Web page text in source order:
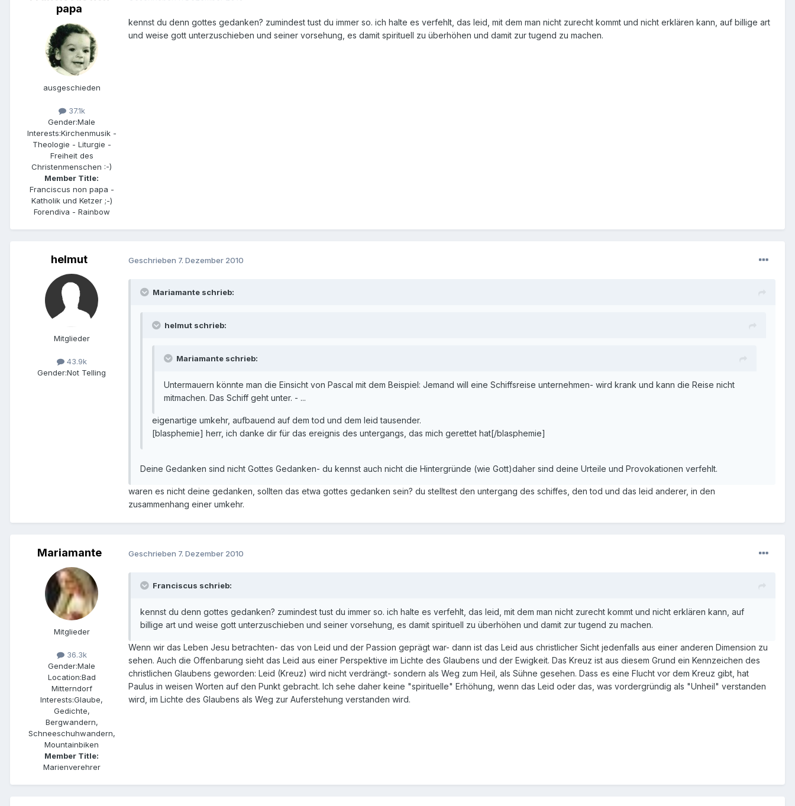
papa
ausgeschieden
37.1k
Gender:Male
Interests:Kirchenmusik -
Theologie - Liturgie -
Freiheit des
Christenmenschen :-)
Member Title:
Franciscus non papa -
Katholik und Ketzer ;-)
Forendiva - Rainbow
kennst du denn gottes gedanken? zumindest tust du immer so. ich halte es verfehlt, das leid, mit dem man nicht zurecht kommt und nicht erklären kann, auf billige art
und weise gott unterzuschieben und seiner vorsehung, es damit spirituell zu überhöhen und damit zur tugend zu machen.
helmut
Mitglieder
43.9k
Gender:Not Telling
Geschrieben 7. Dezember 2010
Mariamante schrieb:
helmut schrieb:
Mariamante schrieb:
Untermauern könnte man die Einsicht von Pascal mit dem Beispiel: Jemand will eine Schiffsreise unternehmen- wird krank und kann die Reise nicht
mitmachen. Das Schiff geht unter. - ...
eigenartige umkehr, aufbauend auf dem tod und dem leid tausender.
[blasphemie] herr, ich danke dir für das ereignis des untergangs, das mich gerettet hat[/blasphemie]
Deine Gedanken sind nicht Gottes Gedanken- du kennst auch nicht die Hintergründe (wie Gott)daher sind deine Urteile und Provokationen verfehlt.
waren es nicht deine gedanken, sollten das etwa gottes gedanken sein? du stelltest den untergang des schiffes, den tod und das leid anderer, in den
zusammenhang einer umkehr.
Mariamante
Mitglieder
36.3k
Gender:Male
Location:Bad
Mitterndorf
Interests:Glaube,
Gedichte,
Bergwandern,
Schneeschuhwandern,
Mountainbiken
Member Title:
Marienverehrer
Geschrieben 7. Dezember 2010
Franciscus schrieb:
kennst du denn gottes gedanken? zumindest tust du immer so. ich halte es verfehlt, das leid, mit dem man nicht zurecht kommt und nicht erklären kann, auf
billige art und weise gott unterzuschieben und seiner vorsehung, es damit spirituell zu überhöhen und damit zur tugend zu machen.
Wenn wir das Leben Jesu betrachten- das von Leid und der Passion geprägt war- dann ist das Leid aus christlicher Sicht jedenfalls aus einer anderen Dimension zu
sehen. Auch die Offenbarung sieht das Leid aus einer Perspektive im Lichte des Glaubens und der Ewigkeit. Das Kreuz ist aus diesem Grund ein Kennzeichen des
christlichen Glaubens geworden: Leid (Kreuz) wird nicht verdrängt- sondern als Weg zum Heil, als Sühne gesehen. Dass es eine Flucht vor dem Kreuz gibt, hat
Paulus in weisen Worten auf den Punkt gebracht. Ich sehe daher keine "spirituelle" Erhöhung, wenn das Leid oder das, was vordergründig als "Unheil" verstanden
wird, im Lichte des Glaubens als Weg zur Auferstehung verstanden wird.